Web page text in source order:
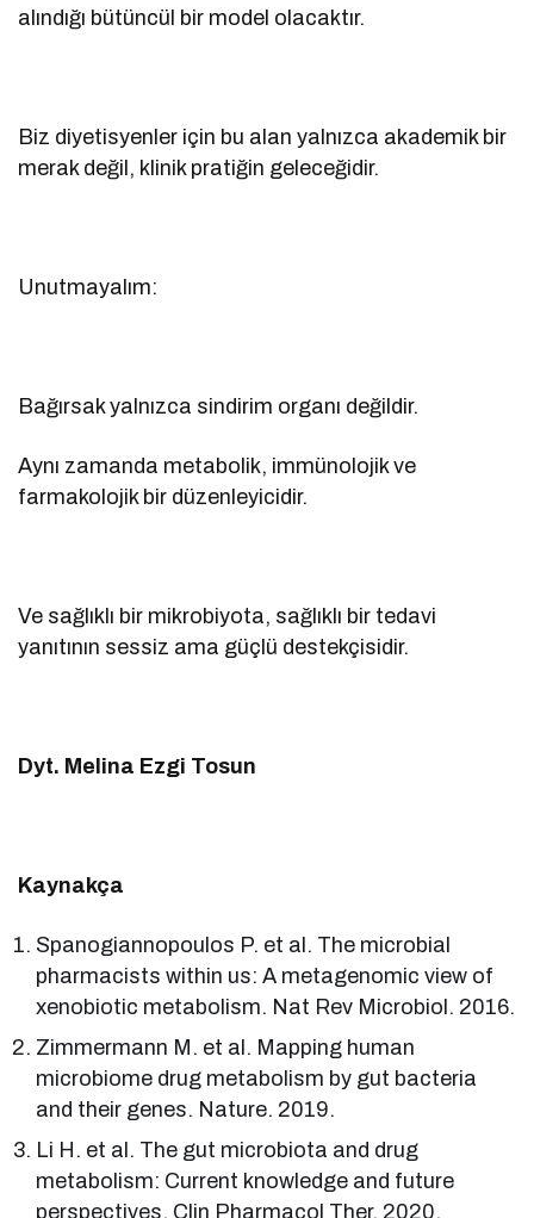
alındığı bütüncül bir model olacaktır.
Biz diyetisyenler için bu alan yalnızca akademik bir
merak değil, klinik pratiğin geleceğidir.
Unutmayalım:
Bağırsak yalnızca sindirim organı değildir.
Aynı zamanda metabolik, immünolojik ve
farmakolojik bir düzenleyicidir.
Ve sağlıklı bir mikrobiyota, sağlıklı bir tedavi
yanıtının sessiz ama güçlü destekçisidir.
Dyt. Melina Ezgi Tosun
Kaynakça
Spanogiannopoulos P. et al. The microbial
pharmacists within us: A metagenomic view of
xenobiotic metabolism. Nat Rev Microbiol. 2016.
Zimmermann M. et al. Mapping human
microbiome drug metabolism by gut bacteria
and their genes. Nature. 2019.
Li H. et al. The gut microbiota and drug
metabolism: Current knowledge and future
perspectives. Clin Pharmacol Ther. 2020.